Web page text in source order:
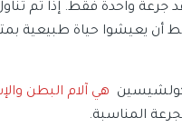
جرعة واحدة فقط. إذا تم
​​أن يعيشوا حياة طبيعية
هي آلام البطن
المناسبة.